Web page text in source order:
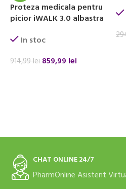
Proteza medicala pentru
picior iWALK 3.0 albastra
In stoc
914,99lei 859,99 lei
CHAT ONLINE 24/7
PharmOnline Asistent